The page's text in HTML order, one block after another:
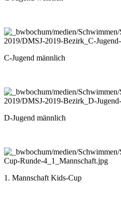
C-Jugend männlich
D-Jugend männlich
1. Mannschaft Kids-Cup